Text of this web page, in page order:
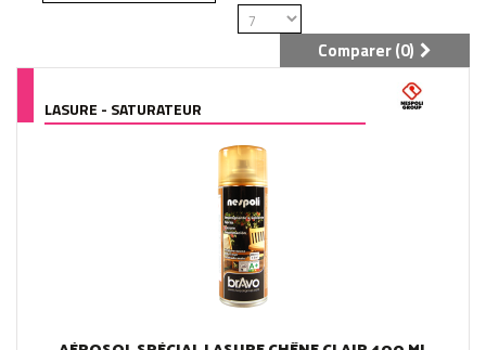
Comparer (0)
LASURE - SATURATEUR